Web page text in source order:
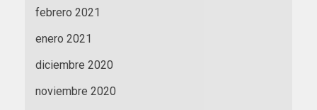
febrero 2021
enero 2021
diciembre 2020
noviembre 2020